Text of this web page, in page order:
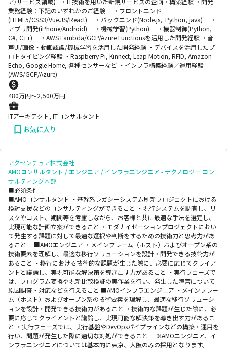
業務経験：下記のいずれかのご経験 ・フロントエンド
(HTML5/CSS3/Vue.JS/React) ・バックエンド(Node.js, Python, java) ・
アプリ開発(iPhone/Android) ・機械学習(Python) ・機器制御(Python,
C#, C++) ・AWS Lambda/GCP/Azure Functionsを活用した開発経験 ・音
声UI/画像・動画認識/機械学習を活用した開発経験 ・デバイスを活用したプ
ロトタイピング経験 ・Raspberry Pi, Kinnect, Leap Motion, RFID, Amazon
Echo, Google Home, 各種センサーなど ・インフラ構築経験／運用経験
(AWS/GCP/Azure)
480万円〜2,500万円
ITアーキテクト, ITコンサルタント
お気に入り
アクセンチュア株式会社
AMOコンサルタント / エンジニア / インフラエンジニア - テクノロジー コン
サルティング本部
■必須条件
■AMOコンサルタント ・基幹系レガシーシステム刷新プロジェクトにおける
検討支援などのコンサルティングができること ・現行システムを調査し、リ
スクやコスト、期間等を考慮しながら、お客様と共に最適な手法を選定し、
実現可能な計画立案ができること ・モダナイゼーションプロジェクトにおい
て発生する課題に対して最適な選択や判断をするための技術力と思考力があ
ること ■AMOエンジニア ・メインフレーム（ホスト）およびオープン系の
技術要素を理解し、最適な移行ソリューションを設計・開発できる技術力が
あること ・移行における技術的な課題が生じた際に、必要に応じてクライア
ントと議論し、実現可能な解決策を導き出す力があること ・実行フェーズで
は、プログラム変換や現新比較検証の実作業を行い、発生した障害について
原因調査・対応などを行えること ■AMOインフラエンジニア ・メインフレー
ム（ホスト）およびオープン系の技術要素を理解し、最適な移行ソリューシ
ョンを設計・開発できる技術力があること ・技術的な課題が生じた際に、必
要に応じてクライアントと議論し、実現可能な解決策を導き出す力があるこ
と ・実行フェーズでは、実行基盤やDevOpsパイプラインなどの構築・運用を
行い、問題が発生した際に適切な対処ができること ※AMOエンジニア、イ
ンフラエンジニアについては基本的に東京、大阪のみの採用となります。